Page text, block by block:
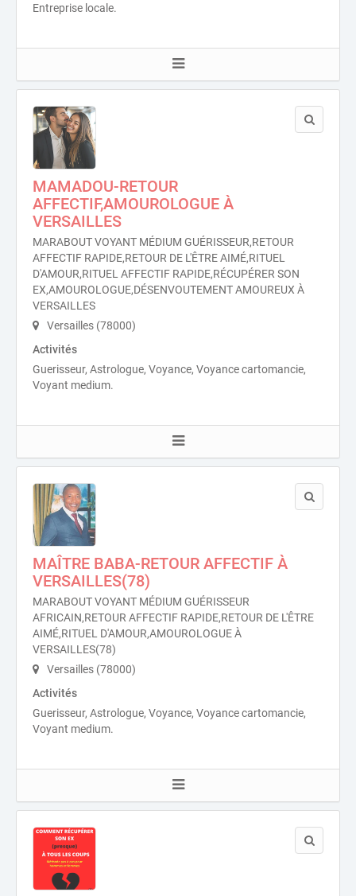
Entreprise locale.
MAMADOU-RETOUR
AFFECTIF,AMOUROLOGUE À
VERSAILLES
MARABOUT VOYANT MÉDIUM GUÉRISSEUR,RETOUR
AFFECTIF RAPIDE,RETOUR DE L'ÊTRE AIMÉ,RITUEL
D'AMOUR,RITUEL AFFECTIF RAPIDE,RÉCUPÉRER SON
EX,AMOUROLOGUE,DÉSENVOUTEMENT AMOUREUX À
VERSAILLES
Versailles (78000)
Activités
Guerisseur, Astrologue, Voyance, Voyance cartomancie,
Voyant medium.
MAÎTRE BABA-RETOUR AFFECTIF À
VERSAILLES(78)
MARABOUT VOYANT MÉDIUM GUÉRISSEUR
AFRICAIN,RETOUR AFFECTIF RAPIDE,RETOUR DE L'ÊTRE
AIMÉ,RITUEL D'AMOUR,AMOUROLOGUE À
VERSAILLES(78)
Versailles (78000)
Activités
Guerisseur, Astrologue, Voyance, Voyance cartomancie,
Voyant medium.